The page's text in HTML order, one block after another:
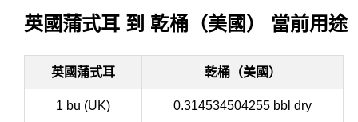
英國蒲式耳 到 乾桶（美國） 當前用途
英國蒲式耳 乾桶（美國）
1 bu (UK) 0.314534504255 bbl dry